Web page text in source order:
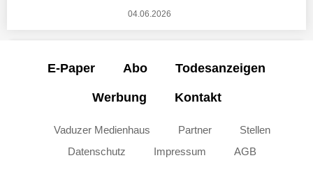
04.06.2026
E-Paper Abo Todesanzeigen
Werbung Kontakt
Vaduzer Medienhaus Partner
Stellen
Datenschutz
Impressum AGB